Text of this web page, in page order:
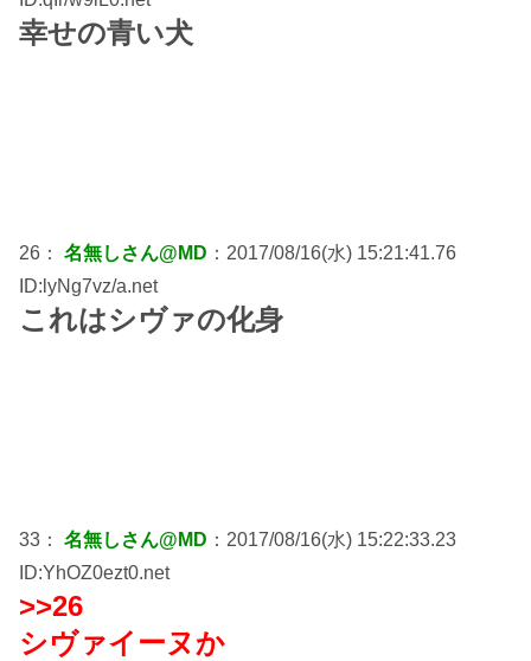
幸せの青い犬
26： 名無しさん@MD ：2017/08/16(水) 15:21:41.76
ID:lyNg7vz/a.net
これはシヴァの化身
33： 名無しさん@MD ：2017/08/16(水) 15:22:33.23
ID:YhOZ0ezt0.net
>>26
シヴァイーヌか